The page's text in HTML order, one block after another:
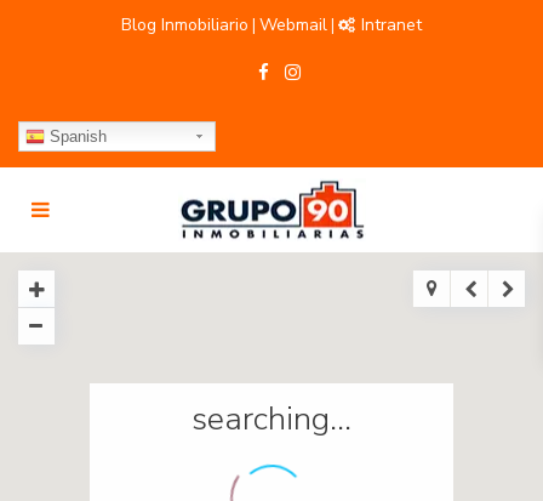
Blog Inmobiliario | Webmail| Intranet
Spanish
searching...